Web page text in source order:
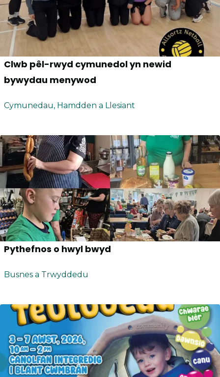
Clwb pêl-rwyd cymunedol yn newid
bywydau menywod
Cymunedau, Hamdden a Llesiant
Pythefnos o hwyl bwyd
Busnes a Trwyddedu